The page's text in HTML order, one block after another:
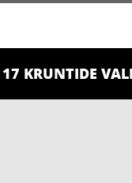
17 KRUNTIDE